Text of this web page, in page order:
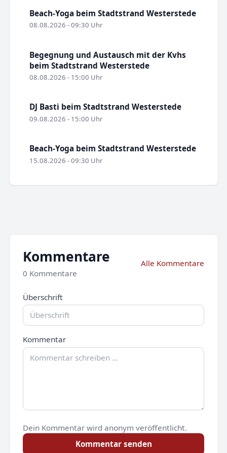
Beach-Yoga beim Stadtstrand Westerstede
08.08.2026 - 09:30 Uhr
Begegnung und Austausch mit der Kvhs
beim Stadtstrand Westerstede
08.08.2026 - 15:00 Uhr
DJ Basti beim Stadtstrand Westerstede
09.08.2026 - 15:00 Uhr
Beach-Yoga beim Stadtstrand Westerstede
15.08.2026 - 09:30 Uhr
Kommentare
0 Kommentare
Alle Kommentare
Überschrift
Kommentar
Dein Kommentar wird anonym veröffentlicht.
Kommentar senden